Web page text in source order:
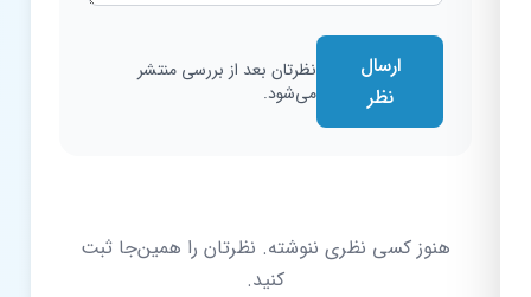
ارسال
نظرتان بعد از بررسی منتشر
می‌شود.
هنوز کسی نظری ننوشته. نظرتان را همین‌جا ثبت
کنید.